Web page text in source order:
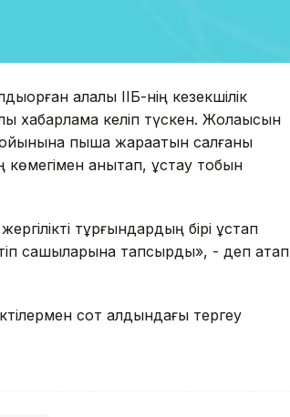
қалалық ІІБ-нің кезекшілік
хабарлама келіп түскен. Жолақысын
пышақ жарақатын салғаны
көмегімен анықтап, ұстау тобын
тұрғындардың бірі ұстап
сақшыларына тапсырды», - деп атап
сот алдындағы тергеу